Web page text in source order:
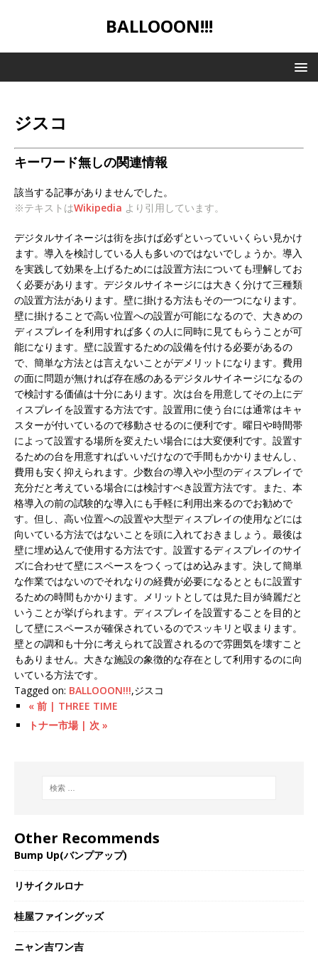
BALLOOON!!!
ジスコ
キーワード無しの関連情報
該当する記事がありませんでした。
※テキストはWikipedia より引用しています。
デジタルサイネージは街を歩けば必ずといっていいくらい見かけ
ます。導入を検討している人も多いのではないでしょうか。導入
を実践して効果を上げるためには設置方法についても理解してお
く必要があります。デジタルサイネージには大きく分けて三種類
の設置方法があります。壁に掛ける方法もその一つになります。
壁に掛けることで高い位置への設置が可能になるので、大きめの
ディスプレイを利用すれば多くの人に同時に見てもらうことが可
能になります。壁に設置するための設備を付ける必要があるの
で、簡単な方法とは言えないことがデメリットになります。費用
の面に問題が無ければ存在感のあるデジタルサイネージになるの
で検討する価値は十分にあります。次は台を用意してその上にデ
ィスプレイを設置する方法です。設置用に使う台には通常はキャ
スターが付いているので移動させるのに便利です。曜日や時間帯
によって設置する場所を変えたい場合には大変便利です。設置す
るための台を用意すればいいだけなので手間もかかりませんし、
費用も安く抑えられます。少数台の導入や小型のディスプレイで
充分だと考えている場合には検討すべき設置方法です。また、本
格導入の前の試験的な導入にも手軽に利用出来るのでお勧めで
す。但し、高い位置への設置や大型ディスプレイの使用などには
向いている方法ではないことを頭に入れておきましょう。最後は
壁に埋め込んで使用する方法です。設置するディスプレイのサイ
ズに合わせて壁にスペースをつくってはめ込みます。決して簡単
な作業ではないのでそれなりの経費が必要になるとともに設置す
るための時間もかかります。メリットとしては見た目が綺麗だと
いうことが挙げられます。ディスプレイを設置することを目的と
して壁にスペースが確保されているのでスッキリと収まります。
壁との調和も十分に考えられて設置されるので雰囲気を壊すこと
もありません。大きな施設の象徴的な存在として利用するのに向
いている方法です。
Tagged on: BALLOOON!!!,ジスコ
« 前 | THREE TIME
トナー市場 | 次 »
Other Recommends
Bump Up(バンプアップ)
リサイクルロナ
桂屋ファイングッズ
ニャン吉ワン吉